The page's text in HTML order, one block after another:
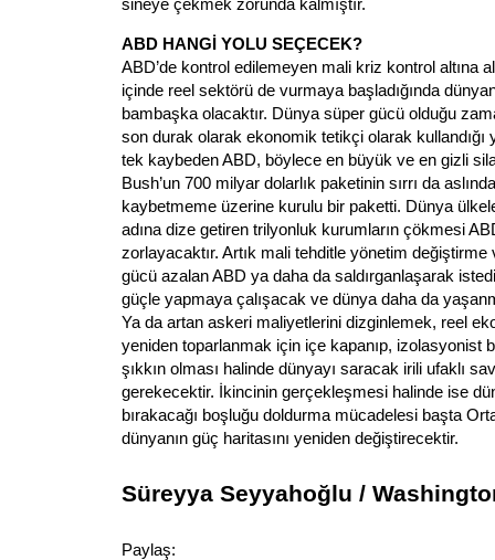
sineye çekmek zorunda kalmıştır.
ABD HANGİ YOLU SEÇECEK?
ABD’de kontrol edilemeyen mali kriz kontrol altına
içinde reel sektörü de vurmaya başladığında
bambaşka olacaktır. Dünya süper gücü olduğu
son durak olarak ekonomik tetikçi olarak kullandığı
tek kaybeden ABD, böylece en büyük ve en gizli
Bush’un 700 milyar dolarlık paketinin sırrı da
kaybetmeme üzerine kurulu bir paketti. Dünya
adına dize getiren trilyonluk kurumların çökmesi
zorlayacaktır. Artık mali tehditle yönetim değiştirme
gücü azalan ABD ya daha da saldırganlaşarak
güçle yapmaya çalışacak ve dünya daha da
Ya da artan askeri maliyetlerini dizginlemek, reel
yeniden toparlanmak için içe kapanıp, izolasyonist
şıkkın olması halinde dünyayı saracak irili ufaklı
gerekecektir. İkincinin gerçekleşmesi halinde ise
bırakacağı boşluğu doldurma mücadelesi başta
dünyanın güç haritasını yeniden değiştirecektir.
Süreyya Seyyahoğlu /
Paylaş: